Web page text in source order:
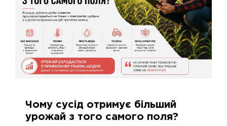
348 17.06.2026
Чому сусід отримує більший
урожай з того самого поля?